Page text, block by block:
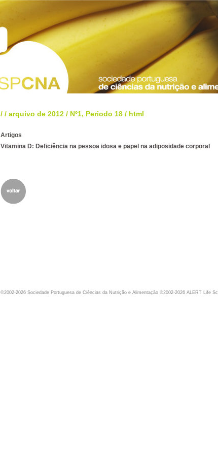
/ / arquivo de 2012 / Nº1, Periodo 18 / html
Artigos
Vitamina D: Deficiência na pessoa idosa e papel na adiposidade corporal
©2002-2026 Sociedade Portuguesa de Ciências da Nutrição e Alimentação ©2002-2026 ALERT Life